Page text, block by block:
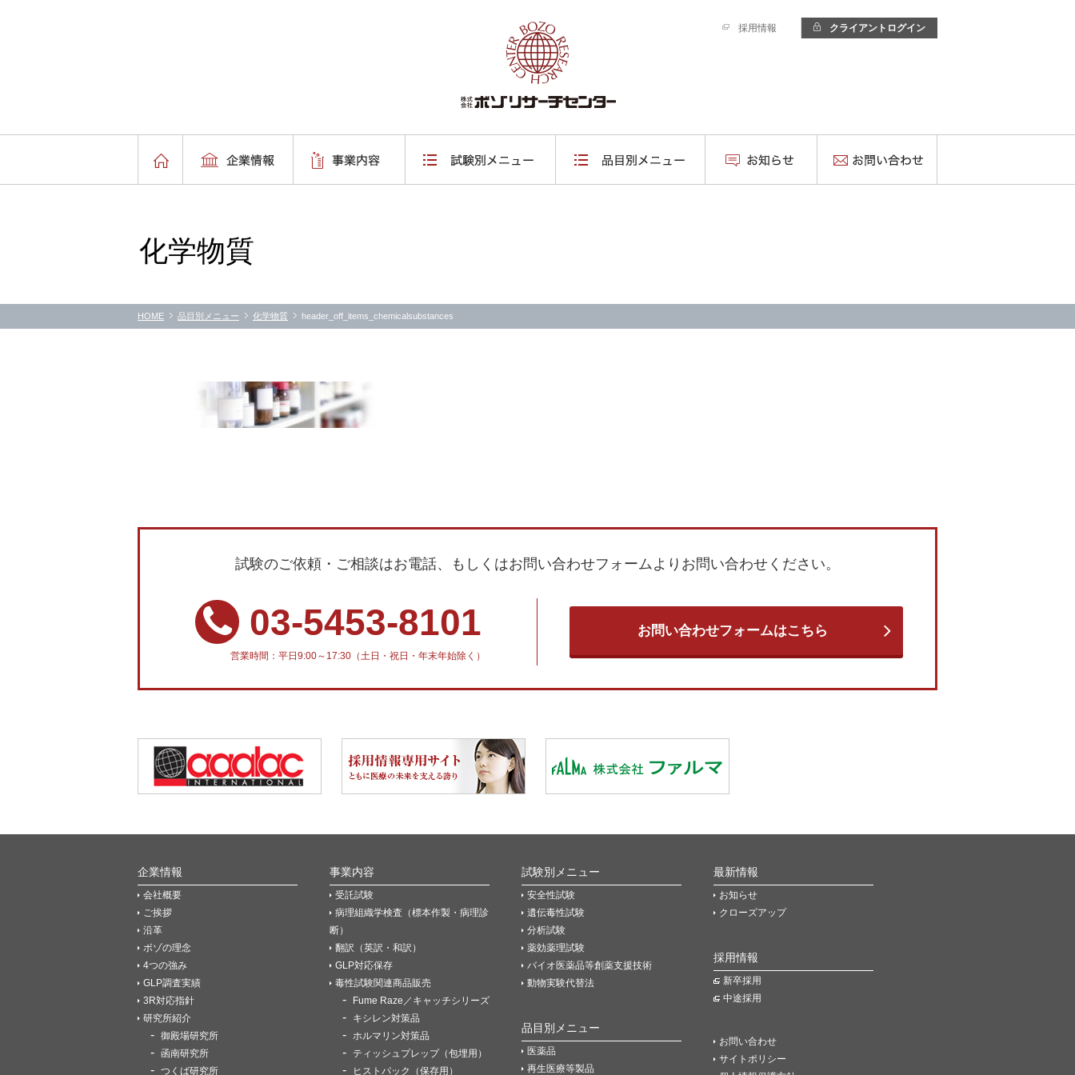
採用情報 クライアントログイン
化学物質
HOME 品目別メニュー 化学物質 header_off_items_chemicalsubstances
試験のご依頼・ご相談はお電話、もしくはお問い合わせフォームよりお問い合わせください。
03-5453-8101
営業時間：平日9:00～17:30（土日・祝日・年末年始除く）
お問い合わせフォームはこちら
企業情報
会社概要
ご挨拶
沿革
ボゾの理念
4つの強み
GLP調査実績
3R対応指針
研究所紹介
御殿場研究所
函南研究所
つくば研究所
事業内容
受託試験
病理組織学検査（標本作製・病理診
断）
翻訳（英訳・和訳）
GLP対応保存
毒性試験関連商品販売
Fume Raze／キャッチシリーズ
キシレン対策品
ホルマリン対策品
ティッシュプレップ（包埋用）
ヒストパック（保存用）
試験別メニュー
安全性試験
遺伝毒性試験
分析試験
薬効薬理試験
バイオ医薬品等創薬支援技術
動物実験代替法
品目別メニュー
医薬品
再生医療等製品
最新情報
お知らせ
クローズアップ
採用情報
新卒採用
中途採用
お問い合わせ
サイトポリシー